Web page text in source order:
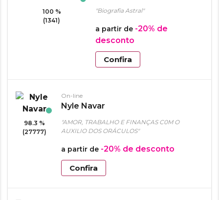
100 %
(1341)
"Biografia Astral"
a partir de -20% de
desconto
Confira
98.3 %
(27777)
On-line
Nyle Navar
"AMOR, TRABALHO E FINANÇAS C0M O
AUXILIO DOS ORÁCULOS"
a partir de -20% de desconto
Confira